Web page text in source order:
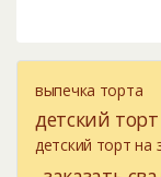
выпечка торта
детский торт
детский торт на